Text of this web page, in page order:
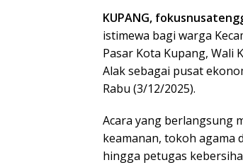
KUPANG,
istimewa bagi warga
Pasar Kota Kupang, Wali
Alak sebagai pusat
Rabu (3/12/2025).
Acara yang berlangsung
keamanan, tokoh agama
hingga petugas